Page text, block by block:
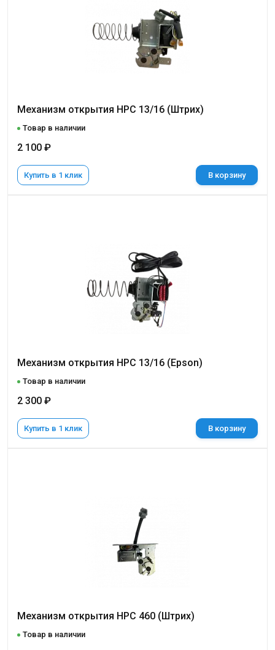
Механизм открытия НРС 13/16 (Штрих)
Товар в наличии
2 100 ₽
Купить в 1 клик В корзину
Механизм открытия НРС 13/16 (Epson)
Товар в наличии
2 300 ₽
Купить в 1 клик В корзину
Механизм открытия HPC 460 (Штрих)
Товар в наличии